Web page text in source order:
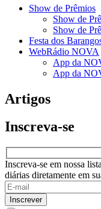
Show de Prêmios
Show de
Show de
Festa dos
WebRádio NOVA
App da
App da
Artigos
Inscreva-se
Inscreva-se em nossa
diárias diretamente em